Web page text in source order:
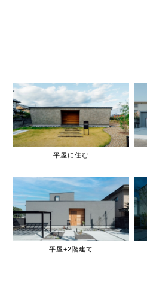
平屋に住む
平屋+2階建て